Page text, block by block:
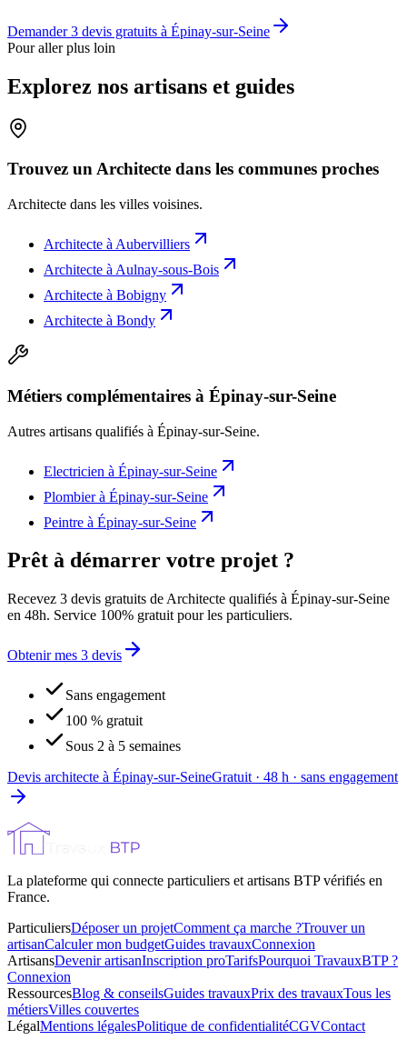
Demander 3 devis gratuits à Épinay-sur-Seine
Pour aller plus loin
Explorez nos artisans et guides
Trouvez un Architecte dans les communes proches
Architecte dans les villes voisines.
Architecte à Aubervilliers
Architecte à Aulnay-sous-Bois
Architecte à Bobigny
Architecte à Bondy
Métiers complémentaires à Épinay-sur-Seine
Autres artisans qualifiés à Épinay-sur-Seine.
Electricien à Épinay-sur-Seine
Plombierà Épinay-sur-Seine
Peintre à Épinay-sur-Seine
Prêt à démarrer votre projet ?
Recevez 3 devis gratuits de Architecte qualifiés à Épinay-sur-Seine
en 48h. Service 100% gratuit pour les particuliers.
Obtenir mes 3 devis
Sans engagement
100 % gratuit
Sous 2 à 5 semaines
Devis architecte à Épinay-sur-SeineGratuit · 48 h · sans engagement
La plateforme qui connecte particuliers et artisans BTP vérifiés en
France.
ParticuliersDéposer un projetComment ça marche ?Trouver un
artisanCalculer mon budgetGuides travauxConnexion
ArtisansDevenir artisanInscription proTarifsPourquoi TravauxBTP ?
Connexion
RessourcesBlog & conseilsGuides travauxPrix des travauxTous les
métiersVilles couvertes
LégalMentions légalesPolitique de confidentialitéCGVContact